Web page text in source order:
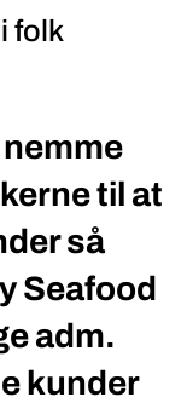
folk
til at
så
Seafood
adm.
kunder